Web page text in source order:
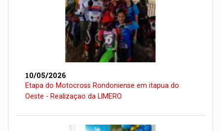
10/05/2026
Etapa do Motocross Rondoniense em itapua do
Oeste - Realizaçao da LIMERO